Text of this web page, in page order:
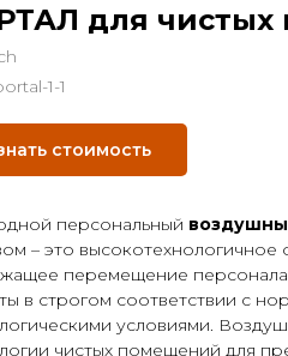
для
1-1
стоимость
персональный
– это
перемещение
в строгом соответствии с
условиями.
чистых помещений для